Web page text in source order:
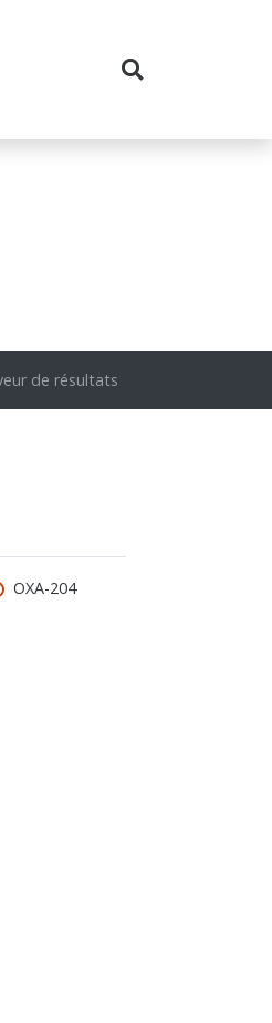
de résultats
OXA-204